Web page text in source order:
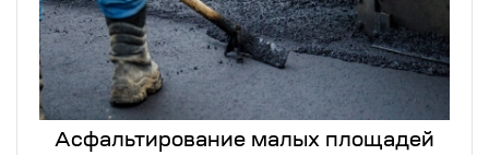
Асфальтирование малых площадей